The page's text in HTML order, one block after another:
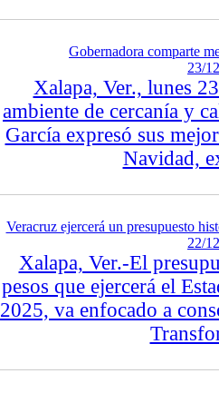
Gobernadora comparte
23/
Xalapa, Ver., lunes
ambiente de cercanía y
García expresó sus
Navidad,
Veracruz ejercerá un presupuesto
22/
Xalapa, Ver.-El
pesos que ejercerá el
2025, va enfocado a